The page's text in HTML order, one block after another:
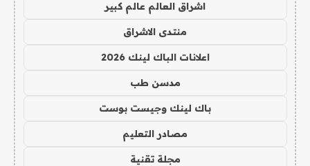
اشراق العالم عالم كبير
منتدى الاشراق
اعلانات الباك لينك 2026
مدسن طب
باك لينك وجيست بوست
مصادر التعليم
مجلة تقنية